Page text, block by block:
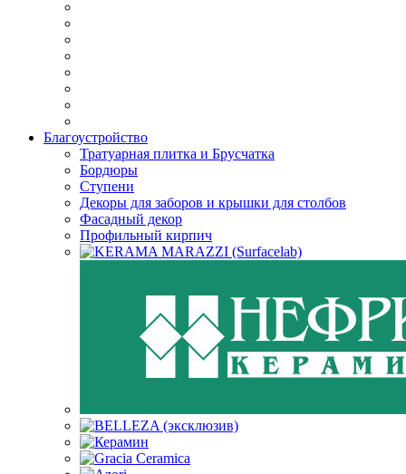
Благоустройство
Тратуарная плитка и Брусчатка
Бордюры
Ступени
Декоры для заборов и крышки для столбов
Фасадный декор
Профильный кирпич